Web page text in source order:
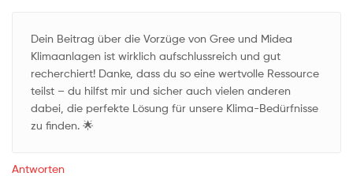
Dein Beitrag über die Vorzüge von Gree und Midea
Klimaanlagen ist wirklich aufschlussreich und gut
recherchiert! Danke, dass du so eine wertvolle Ressource
teilst – du hilfst mir und sicher auch vielen anderen
dabei, die perfekte Lösung für unsere Klima-Bedürfnisse
zu finden. 🌟
Antworten